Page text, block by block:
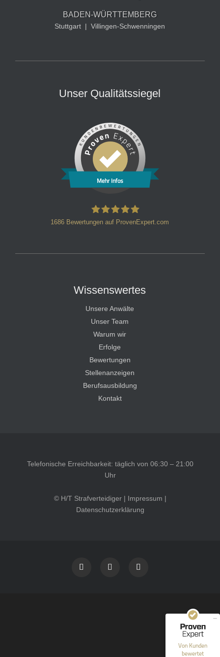
BADEN-WÜRTTEMBERG
Stuttgart | Villingen-Schwenningen
Unser Qualitätssiegel
Mehr Infos
1686 Bewertungen auf ProvenExpert.com
Wissenswertes
Unsere Anwälte
Unser Team
Warum wir
Erfolge
Bewertungen
Stellenanzeigen
Berufsausbildung
Kontakt
Telefonische Erreichbarkeit: täglich von 06:30 – 21:00
Uhr
© H/T Strafverteidiger | Impressum |
Datenschutzerklärung
Von Kunden
bewertet
40
Bewertungen auf
ProvenExpert.com